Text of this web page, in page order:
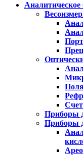
Аналитическое
Приборы
Приборы